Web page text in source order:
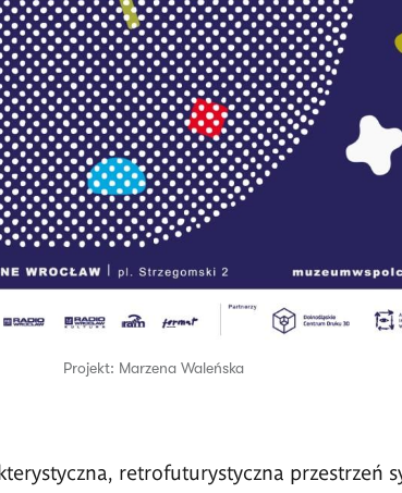
Projekt: Marzena Waleńska
retrofuturystyczna przestrzeń